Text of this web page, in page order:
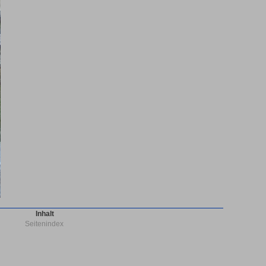
Inhalt
Seitenindex